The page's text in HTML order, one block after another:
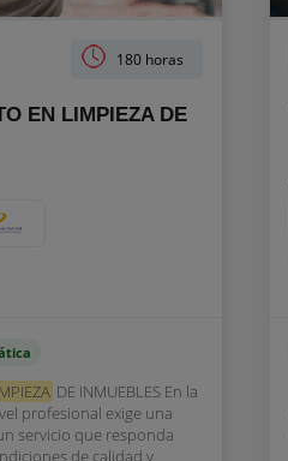
180 horas
EN LIMPIEZA DE
DE INMUEBLES En la
profesional exige una
servicio que responda
de calidad y